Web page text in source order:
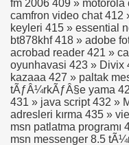
fm 2006 409 »
camfron video chat 412
keyleri 415 » essential
bt878khf 418 » adobe
acrobad reader 421 »
oyunhavasi 423 » Divix
kazaaa 427 » paltak
tÃƒÂ¼rkÃƒÂ§e yama
431 » java script 432 »
adresleri kırma 435 »
msn patlatma
msn messenger 8.5
Bilgiler